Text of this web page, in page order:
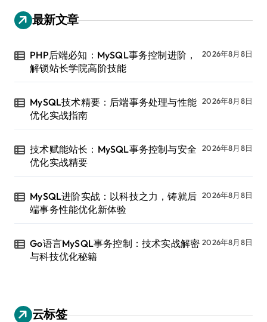
最新文章
PHP后端必知：MySQL事务控制进阶，
解锁站长学院高阶技能
2026年8月8日
MySQL技术精要：后端事务处理与性能
优化实战指南
2026年8月8日
技术赋能站长：MySQL事务控制与安全
优化实战精要
2026年8月8日
MySQL进阶实战：以科技之力，铸就后
端事务性能优化新体验
2026年8月8日
Go语言MySQL事务控制：技术实战解密
与科技优化秘籍
2026年8月8日
云标签